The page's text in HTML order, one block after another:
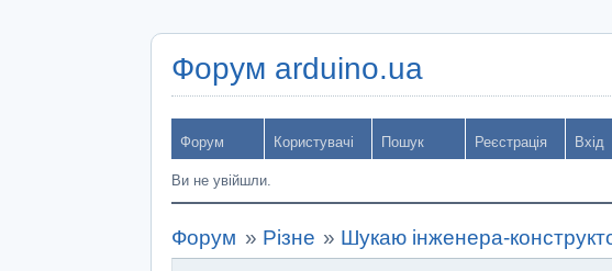
Форум arduino.ua
Форум Користувачі Пошук Реєстрація Вхід
Ви не увійшли.
Форум » Різне » Шукаю інженера-